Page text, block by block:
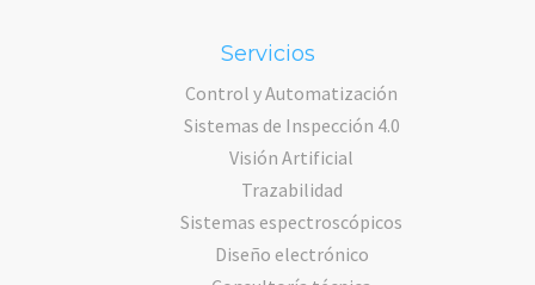
Servicios
Control y Automatización
Sistemas de Inspección 4.0
Visión Artificial
Trazabilidad
Sistemas espectroscópicos
Diseño electrónico